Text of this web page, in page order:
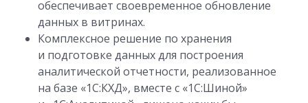
обеспечивает своевременное обновление
данных в витринах.
Комплексное решение по хранения
и подготовке данных для построения
аналитической отчетности, реализованное
на базе «1С:КХД», вместе с «1С:Шиной»